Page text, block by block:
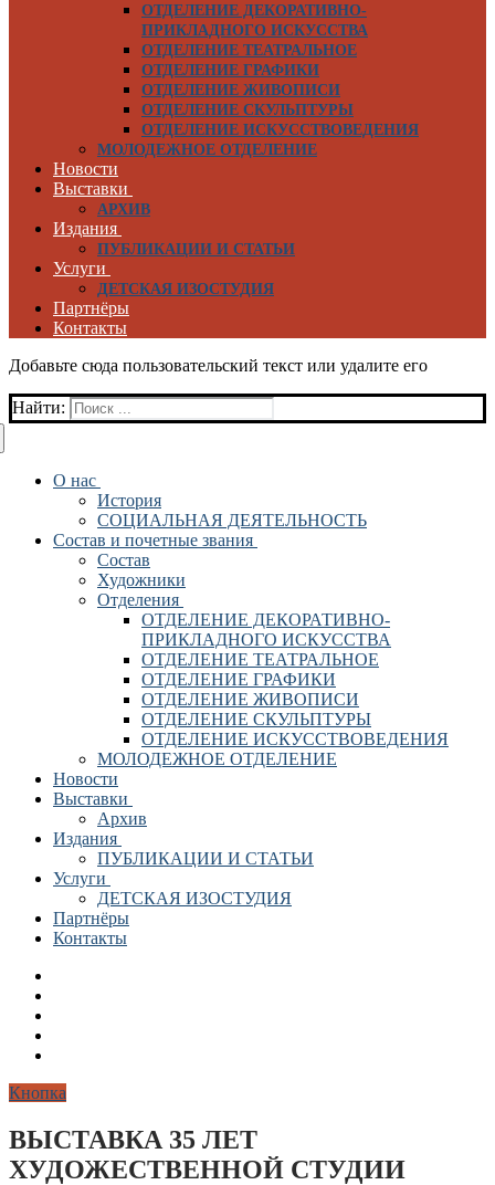
ОТДЕЛЕНИЕ ДЕКОРАТИВНО-
ПРИКЛАДНОГО ИСКУССТВА
ОТДЕЛЕНИЕ ТЕАТРАЛЬНОЕ
ОТДЕЛЕНИЕ ГРАФИКИ
ОТДЕЛЕНИЕ ЖИВОПИСИ
ОТДЕЛЕНИЕ СКУЛЬПТУРЫ
ОТДЕЛЕНИЕ ИСКУССТВОВЕДЕНИЯ
МОЛОДЕЖНОЕ ОТДЕЛЕНИЕ
Новости
Выставки
АРХИВ
Издания
ПУБЛИКАЦИИ И СТАТЬИ
Услуги
ДЕТСКАЯ ИЗОСТУДИЯ
Партнёры
Контакты
Добавьте сюда пользовательский текст или удалите его
Найти:
О нас
История
СОЦИАЛЬНАЯ ДЕЯТЕЛЬНОСТЬ
Состав и почетные звания
Состав
Художники
Отделения
ОТДЕЛЕНИЕ ДЕКОРАТИВНО-
ПРИКЛАДНОГО ИСКУССТВА
ОТДЕЛЕНИЕ ТЕАТРАЛЬНОЕ
ОТДЕЛЕНИЕ ГРАФИКИ
ОТДЕЛЕНИЕ ЖИВОПИСИ
ОТДЕЛЕНИЕ СКУЛЬПТУРЫ
ОТДЕЛЕНИЕ ИСКУССТВОВЕДЕНИЯ
МОЛОДЕЖНОЕ ОТДЕЛЕНИЕ
Новости
Выставки
Архив
Издания
ПУБЛИКАЦИИ И СТАТЬИ
Услуги
ДЕТСКАЯ ИЗОСТУДИЯ
Партнёры
Контакты
Кнопка
ВЫСТАВКА 35 ЛЕТ
ХУДОЖЕСТВЕННОЙ СТУДИИ